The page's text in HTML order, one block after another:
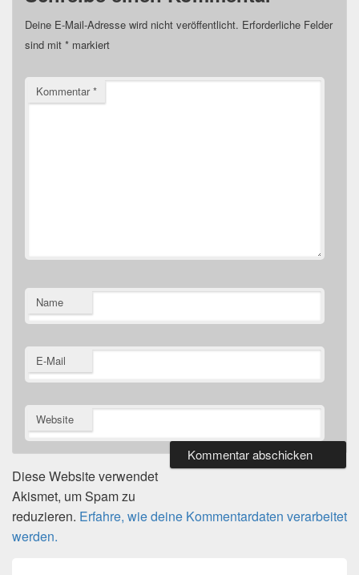
Deine E-Mail-Adresse wird nicht veröffentlicht. Erforderliche Felder
sind mit * markiert
Kommentar*
Name
E-Mail
Website
Diese Website verwendet
Akismet, um Spam zu
reduzieren. Erfahre, wie deine Kommentardaten verarbeitet
werden.